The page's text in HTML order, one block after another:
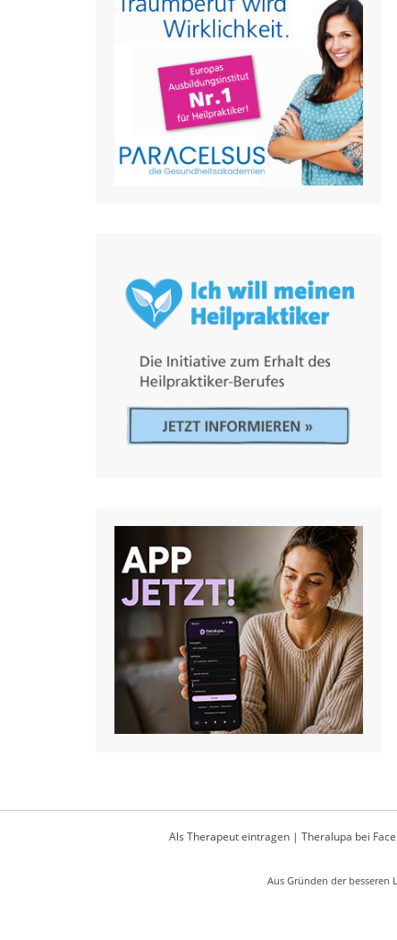
Als Therapeut eintragen| Theralupa bei
Aus Gründen der